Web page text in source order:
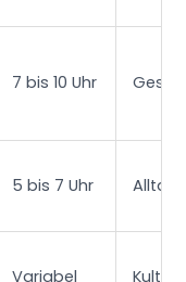
7 bis 10 Uhr
5 bis 7 Uhr
Variabel